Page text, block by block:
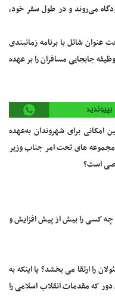
می‌روند و در طول سفر خود،
عنوان شاتل با برنامه زمانبندی
جابجایی مسافران را بر عهده
برای شهروندان به‌عهده
مجموعه های تحت امر جناب وزیر
است؟
چه کسی را بیش از پیش افزایش و
را ارتقا می بخشد؟ یا اینکه به
دور که مقدمات انقلاب اسلامی را